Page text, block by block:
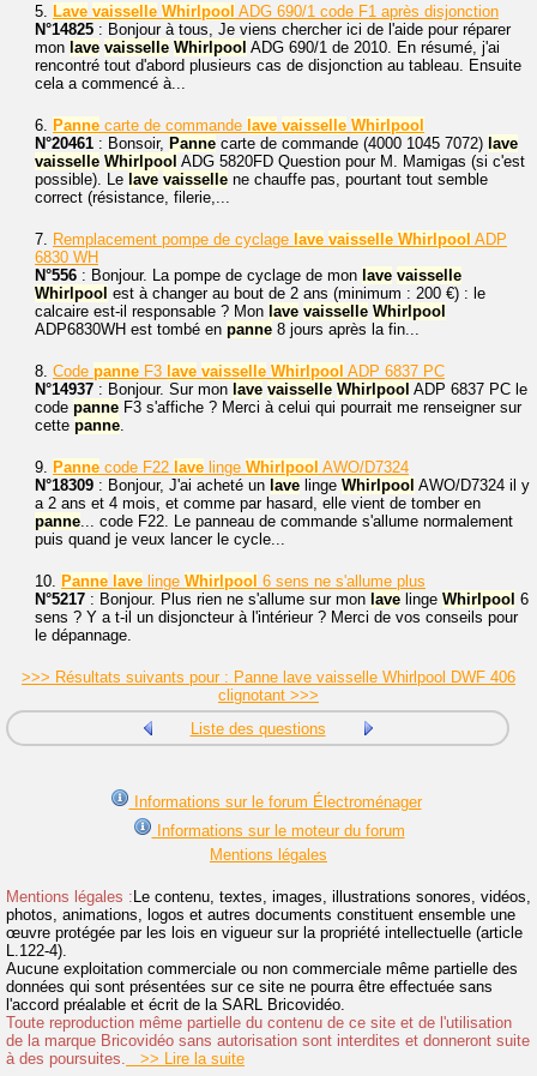
5. Lave vaisselle Whirlpool ADG 690/1 code F1 après disjonction
N°14825 : Bonjour à tous, Je viens chercher ici de l'aide pour réparer
mon lave vaisselle Whirlpool ADG 690/1 de 2010. En résumé, j'ai
rencontré tout d'abord plusieurs cas de disjonction au tableau. Ensuite
cela a commencé à...
6. Panne carte de commande lave vaisselle Whirlpool
N°20461 : Bonsoir, Panne carte de commande (4000 1045 7072) lave
vaisselle Whirlpool ADG 5820FD Question pour M. Mamigas (si c'est
possible). Le lave vaisselle ne chauffe pas, pourtant tout semble
correct (résistance, filerie,...
7. Remplacement pompe de cyclage lave vaisselle Whirlpool ADP
6830 WH
N°556 : Bonjour. La pompe de cyclage de mon lave vaisselle
Whirlpool est à changer au bout de 2 ans (minimum : 200 €) : le
calcaire est-il responsable ? Mon lave vaisselle Whirlpool
ADP6830WH est tombé en panne 8 jours après la fin...
8. Code panne F3 lave vaisselle Whirlpool ADP 6837 PC
N°14937 : Bonjour. Sur mon lave vaisselle Whirlpool ADP 6837 PC le
code panne F3 s'affiche ? Merci à celui qui pourrait me renseigner sur
cette panne
9. Panne code F22 lave linge Whirlpool AWO/D7324
N°18309 : Bonjour, J'ai acheté un lave linge Whirlpool AWO/D7324 il y
a 2 ans et 4 mois, et comme par hasard, elle vient de tomber en
panne ... code F22. Le panneau de commande s'allume normalement
puis quand je veux lancer le cycle...
10. Panne lave linge Whirlpool 6 sens ne s'allume plus
N°5217 : Bonjour. Plus rien ne s'allume sur mon lave linge Whirlpool 6
sens ? Y a t-il un disjoncteur à l'intérieur ? Merci de vos conseils pour
le dépannage.
>>> Résultats suivants pour : Panne lave vaisselle Whirlpool DWF 406
clignotant >>>
Liste des questions
Informations sur le forum Électroménager
Informations sur le moteur du forum
Mentions légales
Mentions légales :Le contenu, textes, images, illustrations sonores, vidéos,
photos, animations, logos et autres documents constituent ensemble une
œuvre protégée par les lois en vigueur sur la propriété intellectuelle (article
L.122-4).
Aucune exploitation commerciale ou non commerciale même partielle des
données qui sont présentées sur ce site ne pourra être effectuée sans
l'accord préalable et écrit de la SARL Bricovidéo.
Toute reproduction même partielle du contenu de ce site et de l'utilisation
de la marque Bricovidéo sans autorisation sont interdites et donneront suite
à des poursuites.
>> Lire la suite